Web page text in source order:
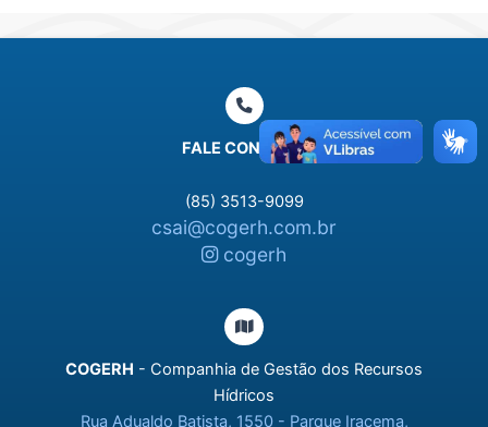
FALE CONOSCO
(85) 3513-9099
csai@cogerh.com.br
cogerh
COGERH - Companhia de Gestão dos Recursos
Hídricos
Rua Adualdo Batista, 1550 - Parque Iracema,